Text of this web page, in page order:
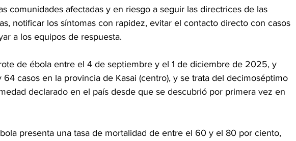
comunidades afectadas y en riesgo a seguir las directrices de las
notificar los síntomas con rapidez, evitar el contacto directo con casos
a los equipos de respuesta.
de ébola entre el 4 de septiembre y el 1 de diciembre de 2025, y
casos en la provincia de Kasai (centro), y se trata del decimoséptimo
declarado en el país desde que se descubrió por primera vez en
presenta una tasa de mortalidad de entre el 60 y el 80 por ciento,